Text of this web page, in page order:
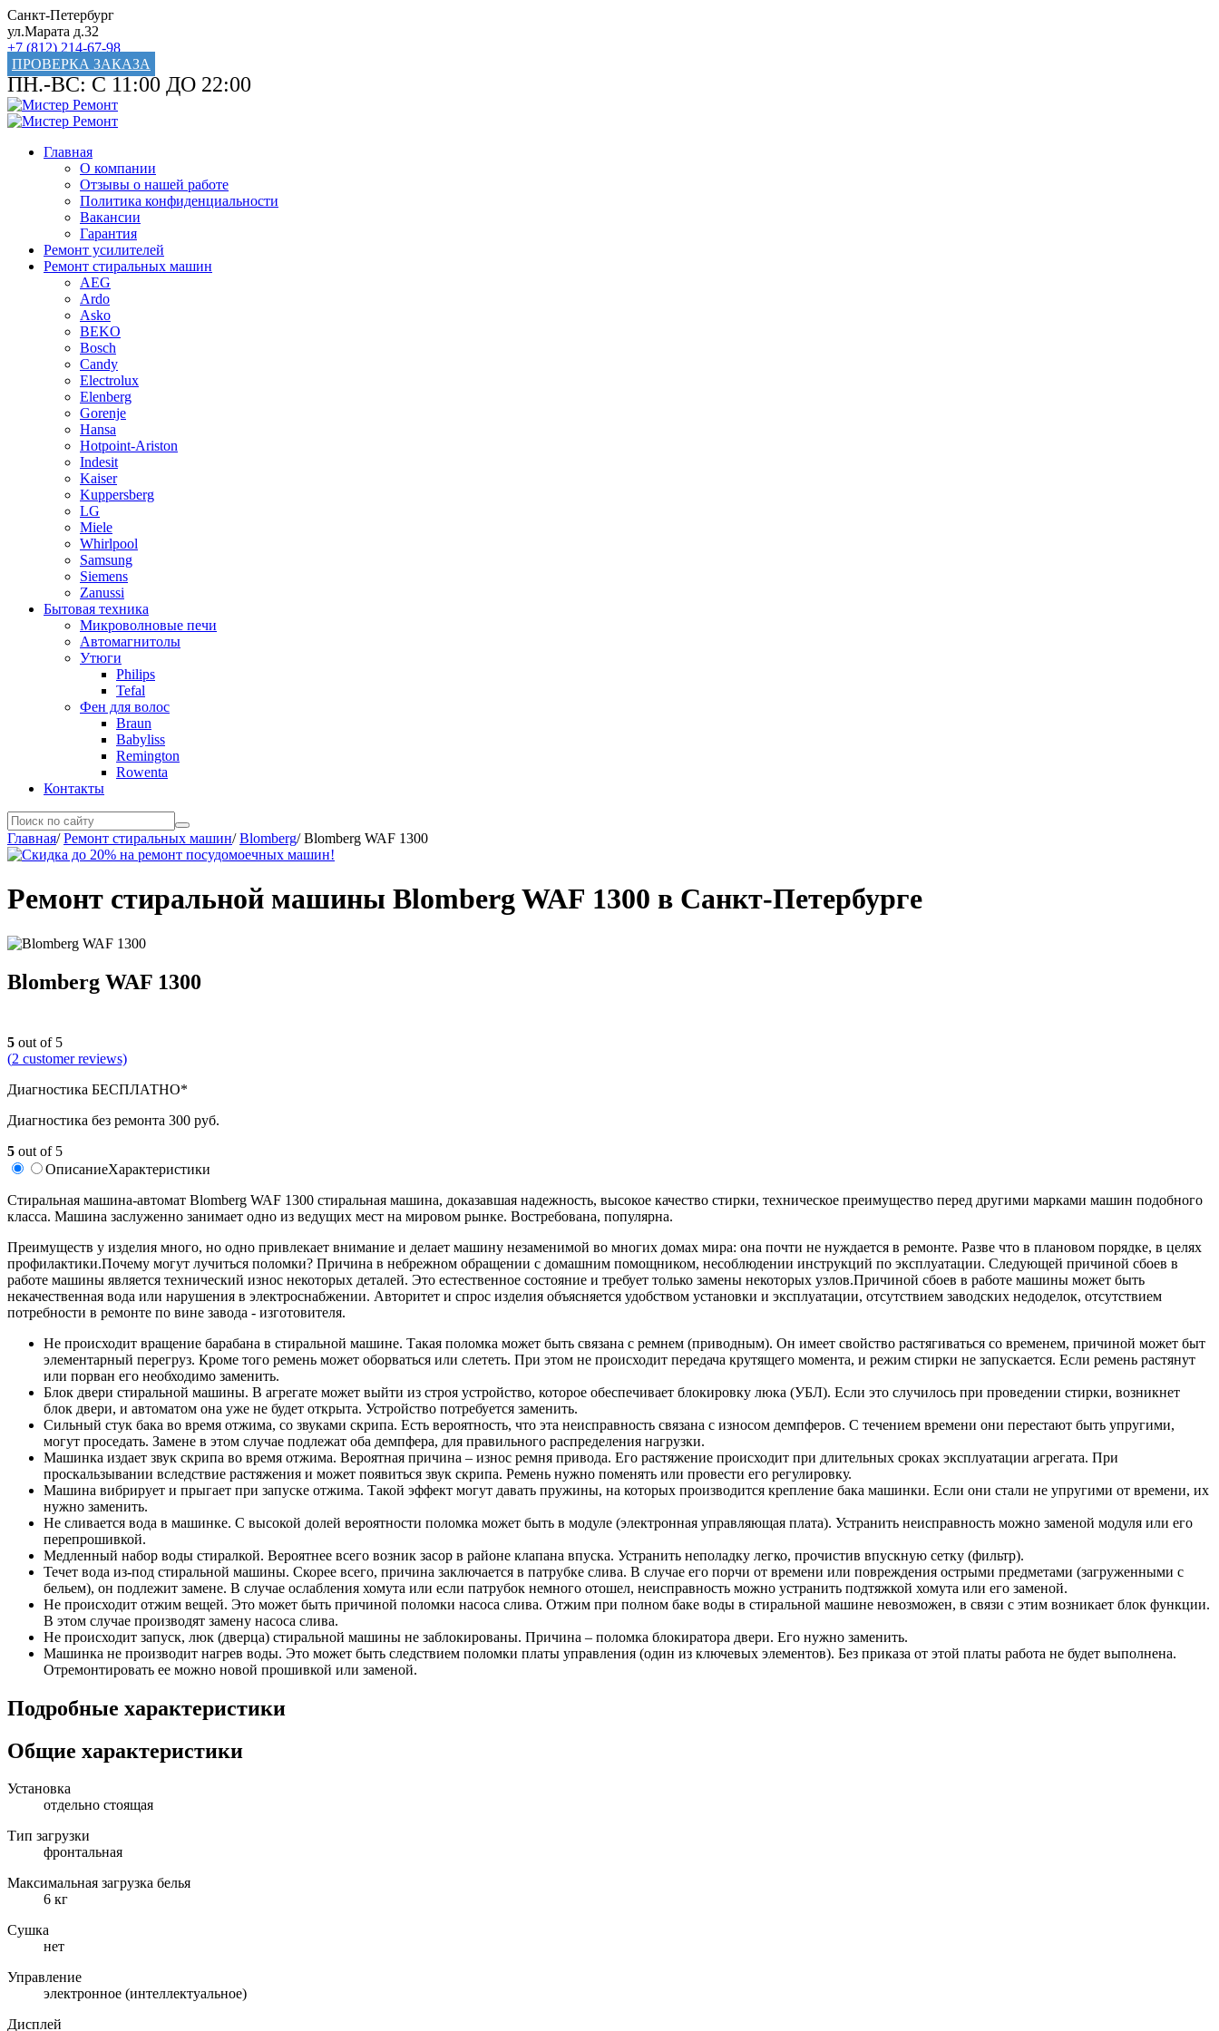
Санкт-Петербург
ул.Марата д.32
+7 (812) 214-67-98
ПРОВЕРКА ЗАКАЗА
ПН.-ВС: С 11:00 ДО 22:00
Главная
О компании
Отзывы о нашей работе
Политика конфиденциальности
Вакансии
Гарантия
Ремонт усилителей
Ремонт стиральных машин
AEG
Ardo
Asko
BEKO
Bosch
Candy
Electrolux
Elenberg
Gorenje
Hansa
Hotpoint-Ariston
Indesit
Kaiser
Kuppersberg
LG
Miele
Whirlpool
Samsung
Siemens
Zanussi
Бытовая техника
Микроволновые печи
Автомагнитолы
Утюги
Philips
Tefal
Фен для волос
Braun
Babyliss
Remington
Rowenta
Контакты
Главная/Ремонт стиральных машин/Blomberg/Blomberg WAF 1300
Ремонт стиральной машины Blomberg WAF 1300 в Санкт-Петербурге
Blomberg WAF 1300
5 out of 5
(2 customer reviews)
Диагностика БЕСПЛАТНО*
Диагностика без ремонта 300 руб.
5 out of 5
ОписаниеХарактеристики
Cтиральная машина-автомат Blomberg WAF 1300 стиральная машина, доказавшая надежность, высокое качество стирки, техническое преимущество перед другими марками машин подобного
класса. Машина заслуженно занимает одно из ведущих мест на мировом рынке. Востребована, популярна.
Преимуществ у изделия много, но одно привлекает внимание и делает машину незаменимой во многих домах мира: она почти не нуждается в ремонте. Разве что в плановом порядке, в целях
профилактики.Почему могут лучиться поломки? Причина в небрежном обращении с домашним помощником, несоблюдении инструкций по эксплуатации. Следующей причиной сбоев в
работе машины является технический износ некоторых деталей. Это естественное состояние и требует только замены некоторых узлов.Причиной сбоев в работе машины может быть
некачественная вода или нарушения в электроснабжении. Авторитет и спрос изделия объясняется удобством установки и эксплуатации, отсутствием заводских недоделок, отсутствием
потребности в ремонте по вине завода - изготовителя.
Не происходит вращение барабана в стиральной машине. Такая поломка может быть связана с ремнем (приводным). Он имеет свойство растягиваться со временем, причиной может быт
элементарный перегруз. Кроме того ремень может оборваться или слететь. При этом не происходит передача крутящего момента, и режим стирки не запускается. Если ремень растянут
или порван его необходимо заменить.
Блок двери стиральной машины. В агрегате может выйти из строя устройство, которое обеспечивает блокировку люка (УБЛ). Если это случилось при проведении стирки, возникнет
блок двери, и автоматом она уже не будет открыта. Устройство потребуется заменить.
Сильный стук бака во время отжима, со звуками скрипа. Есть вероятность, что эта неисправность связана с износом демпферов. С течением времени они перестают быть упругими,
могут проседать. Замене в этом случае подлежат оба демпфера, для правильного распределения нагрузки.
Машинка издает звук скрипа во время отжима. Вероятная причина – износ ремня привода. Его растяжение происходит при длительных сроках эксплуатации агрегата. При
проскальзывании вследствие растяжения и может появиться звук скрипа. Ремень нужно поменять или провести его регулировку.
Машина вибрирует и прыгает при запуске отжима. Такой эффект могут давать пружины, на которых производится крепление бака машинки. Если они стали не упругими от времени, их
нужно заменить.
Не сливается вода в машинке. С высокой долей вероятности поломка может быть в модуле (электронная управляющая плата). Устранить неисправность можно заменой модуля или его
перепрошивкой.
Медленный набор воды стиралкой. Вероятнее всего возник засор в районе клапана впуска. Устранить неполадку легко, прочистив впускную сетку (фильтр).
Течет вода из-под стиральной машины. Скорее всего, причина заключается в патрубке слива. В случае его порчи от времени или повреждения острыми предметами (загруженными с
бельем), он подлежит замене. В случае ослабления хомута или если патрубок немного отошел, неисправность можно устранить подтяжкой хомута или его заменой.
Не происходит отжим вещей. Это может быть причиной поломки насоса слива. Отжим при полном баке воды в стиральной машине невозможен, в связи с этим возникает блок функции.
В этом случае производят замену насоса слива.
Не происходит запуск, люк (дверца) стиральной машины не заблокированы. Причина – поломка блокиратора двери. Его нужно заменить.
Машинка не производит нагрев воды. Это может быть следствием поломки платы управления (один из ключевых элементов). Без приказа от этой платы работа не будет выполнена.
Отремонтировать ее можно новой прошивкой или заменой.
Подробные характеристики
Общие характеристики
Установка
отдельно стоящая
Тип загрузки
фронтальная
Максимальная загрузка белья
6 кг
Сушка
нет
Управление
электронное (интеллектуальное)
Дисплей